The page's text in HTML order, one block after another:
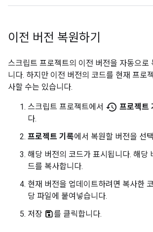
이전 버전 복원하기
스크립트 프로젝트의 이전 버전을 자동으로
니다. 하지만 이전 버전의 코드를 현재 프로
사할 수는 있습니다.
스크립트 프로젝트에서 history 프로젝트
다.
프로젝트 기록에서 복원할 버전을 선
해당 버전의 코드가 표시됩니다. 해당
드를 복사합니다.
현재 버전을 업데이트하려면 복사한
당 파일에 붙여넣습니다.
저장
를 클릭합니다.